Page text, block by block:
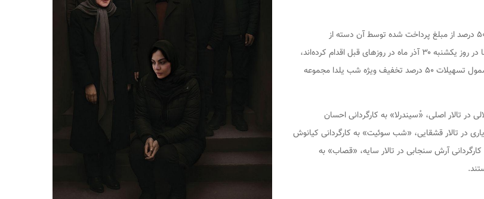
بر اساس این اطلاعیه با همکاری و مساعدت سامانه‌های فروش بلیت، ۵۰ درصد از مبلغ پرداخت شده توسط آن دسته از
تماشاگرانی که قبل از انتشار این اطلاعیه نسبت به خرید بلیت نمایش‌ها در روز یکشنبه ۳۰ آذر ماه در روزهای قبل اقدام کرده‌اند،
طی روزهای پیش رو «عودت» داده شده و این دسته از مخاطبان نیز مشمول تسهیلات ۵۰ درصد تخفیف ویژه شب یلدا مجموعه
تالار اصلی، «ُسیندرلا» به کارگردانی احسان
در تالار قشقایی، «شب سوئیت» به کارگردانی کیانوش
آرش سنجابی در تالار سایه، «قصاب» به